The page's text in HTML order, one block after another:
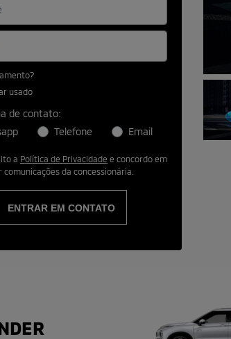
usado
de contato:
Telefone Email
a Política de Privacidade e concordo em
comunicações da concessionária.
ENTRAR EM CONTATO